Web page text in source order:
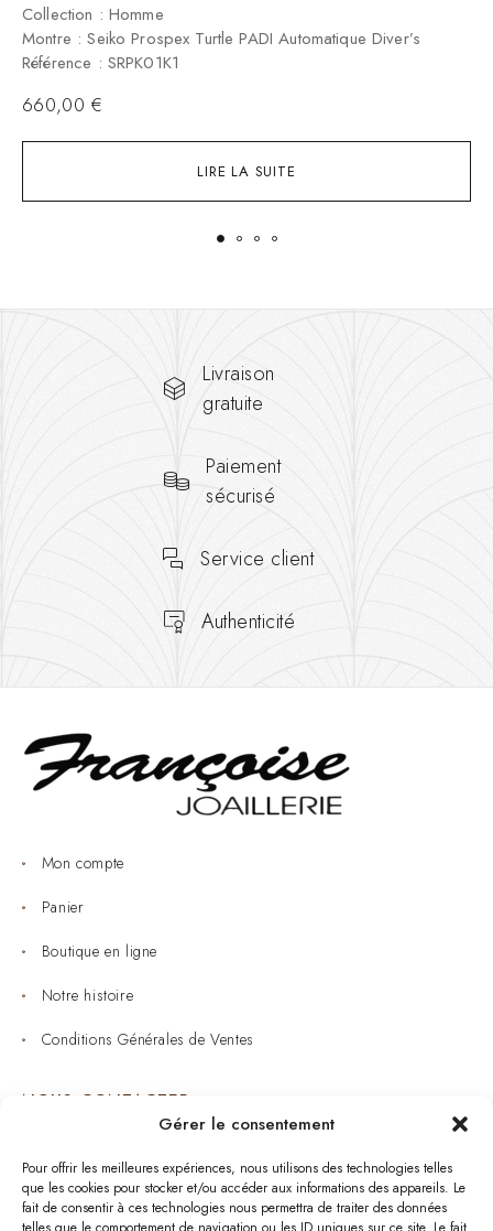
Gérer le consentement
Pour offrir les meilleures expériences, nous utilisons des technologies telles
que les cookies pour stocker et/ou accéder aux informations des appareils. Le
fait de consentir à ces technologies nous permettra de traiter des données
LIRE LA SUITE
Collection : Homme
Montre : Seiko Prospex Turtle PADI Automatique Diver’s
Référence : SRPK01K1
660,00 €
Livraison
gratuite
Paiement
sécurisé
Service client
Authenticité
Mon compte
Panier
Boutique en ligne
Notre histoire
Conditions Générales de Ventes
NOUS CONTACTER
Bijouterie : 05 53 53 64 11